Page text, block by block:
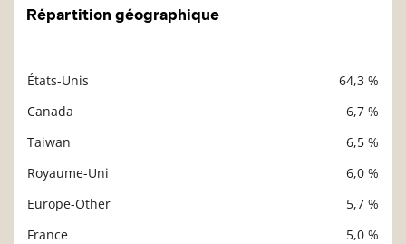
Répartition géographique
États-Unis
64,3 %
Canada
6,7 %
Taiwan
6,5 %
Royaume-Uni
6,0 %
Europe-Other
5,7 %
France
5,0 %